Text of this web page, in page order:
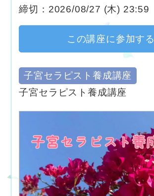
締切：2026/08/27 (木) 23:59
この講座に参加する
子宮セラピスト養成講座
子宮セラピスト養成講座